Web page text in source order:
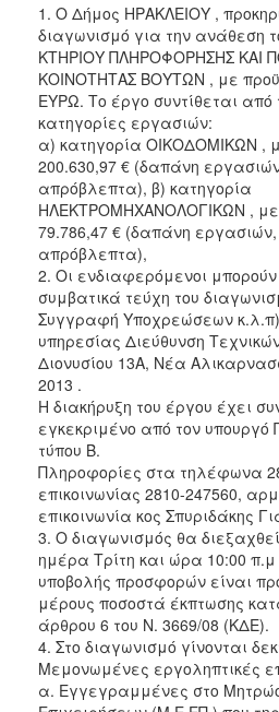
2021
2020
2019
2018
2017
2016
2015
2013
ΤΟΠΟΣ
ΠΟΛΙΤΙΣΜΟΣ
ΑΝΘΕΚΤΙΚΗ
ΠΟΛΗ
1. Ο Δήμος ΗΡΑΚΛΕΙΟΥ ,
διαγωνισμό για την ανάθεση
ΚΤΗΡΙΟΥ ΠΛΗΡΟΦΟΡΗΣΗΣ ΚΑΙ
ΚΟΙΝΟΤΗΤΑΣ ΒΟΥΤΩΝ , με
ΕΥΡΩ. Το έργο συντίθεται από
κατηγορίες εργασιών:
α) κατηγορία ΟΙΚΟΔΟΜΙΚΩΝ ,
200.630,97 € (δαπάνη
απρόβλεπτα), β) κατηγορία
ΗΛΕΚΤΡΟΜΗΧΑΝΟΛΟΓΙΚΩΝ , με
79.786,47 € (δαπάνη
απρόβλεπτα),
2. Οι ενδιαφερόμενοι
συμβατικά τεύχη του
Συγγραφή Υποχρεώσεων
υπηρεσίας Διεύθυνση
Διονυσίου 13Α, Νέα
2013 .
Η διακήρυξη του έργου έχει
εγκεκριμένο από τον
τύπου Β.
Πληροφορίες στα τηλέφωνα
επικοινωνίας 2810-247560,
επικοινωνία κος Σπυριδάκης
3. Ο διαγωνισμός θα
ημέρα Tρίτη και ώρα 10:00
υποβολής προσφορών είναι
μέρους ποσοστά έκπτωσης
άρθρου 6 του Ν. 3669/08 (ΚΔΕ).
4. Στο διαγωνισμό γίνονται
Μεμονωμένες εργοληπτικές
α. Εγγεγραμμένες στο